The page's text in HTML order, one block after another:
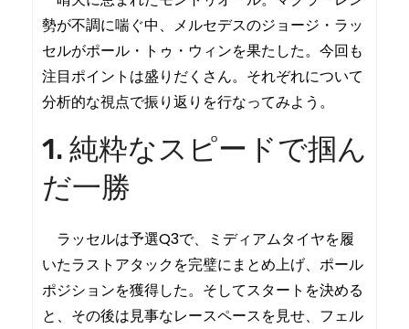
勢が不調に喘ぐ中、メルセデスのジョージ・ラッ
セルがポール・トゥ・ウィンを果たした。今回も
注目ポイントは盛りだくさん。それぞれについて
分析的な視点で振り返りを行なってみよう。
1. 純粋なスピードで掴ん
だ一勝
ラッセルは予選Q3で、ミディアムタイヤを履
いたラストアタックを完璧にまとめ上げ、ポール
ポジションを獲得した。そしてスタートを決める
と、その後は見事なレースペースを見せ、フェル